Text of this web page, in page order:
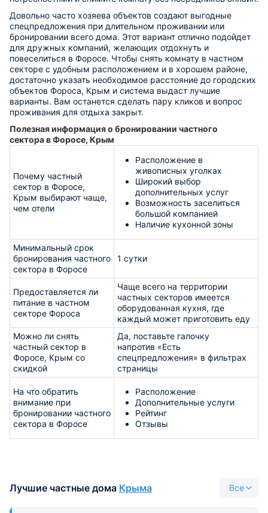
Довольно часто хозяева объектов создают выгодные
спецпредложения при длительном проживании или
бронировании всего дома. Этот вариант отлично подойдет
для дружных компаний, желающих отдохнуть и
повеселиться в Форосе. Чтобы снять комнату в частном
секторе с удобным расположением и в хорошем районе,
достаточно указать необходимое расстояние до городских
объектов Фороса, Крым и система выдаст лучшие
варианты. Вам останется сделать пару кликов и вопрос
проживания для отдыха закрыт.
Полезная информация о бронировании частного
сектора в Форосе, Крым
Почему частный
сектор в Форосе,
Крым выбирают чаще,
чем отели
Расположение в
живописных уголках
Широкий выбор
дополнительных услуг
Возможность заселиться
большой компанией
Наличие кухонной зоны
Минимальный срок
бронирования частного
сектора в Форосе
1 сутки
Предоставляется ли
питание в частном
секторе Фороса
Чаще всего на территории
частных секторов имеется
оборудованная кухня, где
каждый может приготовить еду
Можно ли снять
частный сектор в
Форосе, Крым со
скидкой
Да, поставьте галочку
напротив «Есть
спецпредложения» в фильтрах
страницы
На что обратить
внимание при
бронировании частного
сектора в Форосе
Расположение
Дополнительные услуги
Рейтинг
Отзывы
Лучшие частные дома Крыма Все